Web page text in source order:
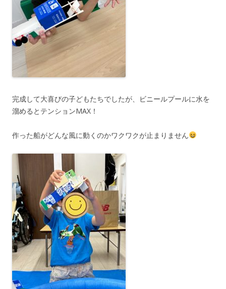
完成して大喜びの子どもたちでしたが、ビニールプールに水を
溜めるとテンションMAX！
作った船がどんな風に動くのかワクワクが止まりません